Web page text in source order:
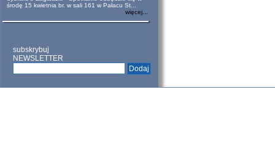
środę 15 kwietnia br. w sali 161 w Pałacu St...
więcej...
subskrybuj
NEWSLETTER